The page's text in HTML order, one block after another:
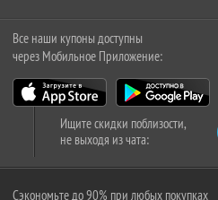
Все наши купоны доступны
через Мобильное Приложение:
Ищите скидки поблизости,
не выходя из чата:
Сэкономьте до 90% при любых покупках